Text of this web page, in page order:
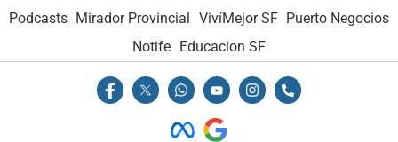
Podcasts Mirador Provincial VivíMejor SF Puerto Negocios
Notife
Educacion SF